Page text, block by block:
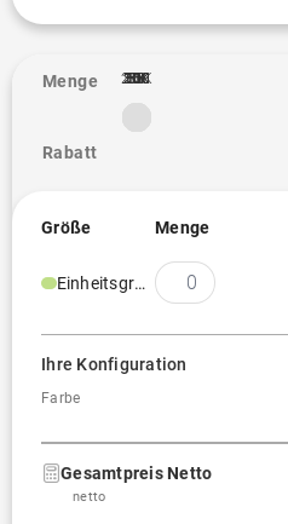
Menge
Rabatt
1
50
100
250
300
500
1K
2.5K
3K
5K
10K
20K
Größe Menge
Einheitsgröße
Ihre Konfiguration
Farbe
Gesamtpreis Netto
netto